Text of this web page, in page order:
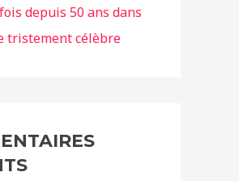
depuis 50 ans dans
tristement célèbre